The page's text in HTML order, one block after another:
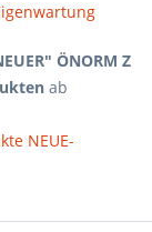
ÖNORM Z
ab
NEUE-